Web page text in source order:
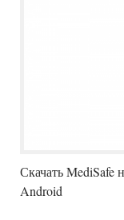
Скачать MediSafe
Android